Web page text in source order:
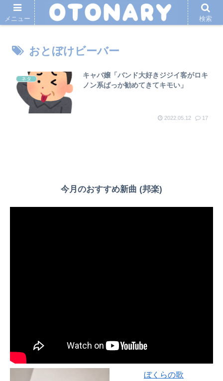
おとぼけビーバー
ネタ
キャバ嬢「バンド大好きジジイ客がロキ
ノン系ばっか勧めてきてキモい」
2022.05.12 17
今月のおすすめ新曲 (邦楽)
ぼくらの歌
メニュー 検索